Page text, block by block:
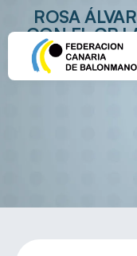
ROSA
CON EL CB